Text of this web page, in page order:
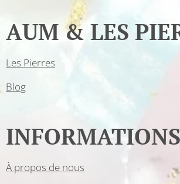
AUM & LES
Les Pierres
Blog
INFORMATIONS
À propos de nous